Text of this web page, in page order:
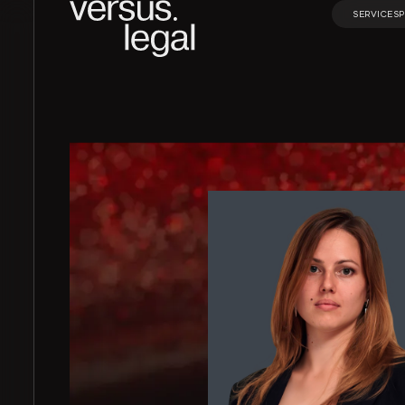
SERVICES
Интеллектуальная
собственность
проекты и
Архитектура
и проектирование
право и M&A
Банкротство Частные
Финансовое
банковское
право